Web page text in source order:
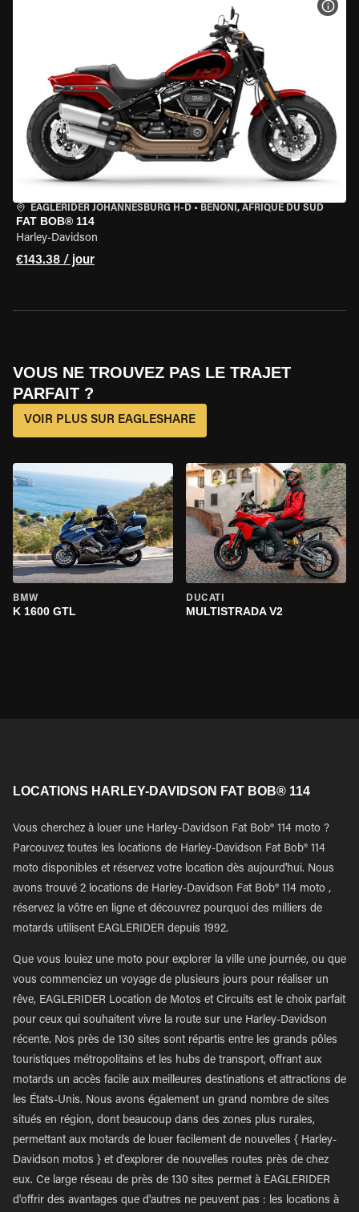
EAGLERIDER JOHANNESBURG H-D • BENONI, AFRIQUE DU SUD
FAT BOB® 114
Harley-Davidson
€143.38 / jour
VOUS NE TROUVEZ PAS LE TRAJET
PARFAIT ?
VOIR PLUS SUR EAGLESHARE
BMW
K 1600 GTL
DUCATI
MULTISTRADA V2
LOCATIONS HARLEY-DAVIDSON FAT BOB® 114
Vous cherchez à louer une Harley-Davidson Fat Bob® 114 moto ?
Parcouvez toutes les locations de Harley-Davidson Fat Bob® 114
moto disponibles et réservez votre location dès aujourd'hui. Nous
avons trouvé 2 locations de Harley-Davidson Fat Bob® 114 moto ,
réservez la vôtre en ligne et découvrez pourquoi des milliers de
motards utilisent EAGLERIDER depuis 1992.
Que vous louiez une moto pour explorer la ville une journée, ou que
vous commenciez un voyage de plusieurs jours pour réaliser un
rêve, EAGLERIDER Location de Motos et Circuits est le choix parfait
pour ceux qui souhaitent vivre la route sur une Harley-Davidson
récente. Nos près de 130 sites sont répartis entre les grands pôles
touristiques métropolitains et les hubs de transport, offrant aux
motards un accès facile aux meilleures destinations et attractions de
les États-Unis. Nous avons également un grand nombre de sites
situés en région, dont beaucoup dans des zones plus rurales,
permettant aux motards de louer facilement de nouvelles { Harley-
Davidson motos } et d'explorer de nouvelles routes près de chez
eux. Ce large réseau de près de 130 sites permet à EAGLERIDER
d'offrir des avantages que d'autres ne peuvent pas : les locations à